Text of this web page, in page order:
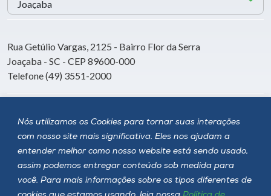
Nós utilizamos os Cookies para tornar suas interações
com nosso site mais significativa. Eles nos ajudam a
entender melhor como nosso website está sendo usado,
assim podemos entregar conteúdo sob medida para
você. Para mais informações sobre os tipos diferentes de
Rua Getúlio Vargas, 2125 - Bairro Flor da Serra
Joaçaba - SC - CEP 89600-000
Telefone (49) 3551-2000
Siga a Unoesc